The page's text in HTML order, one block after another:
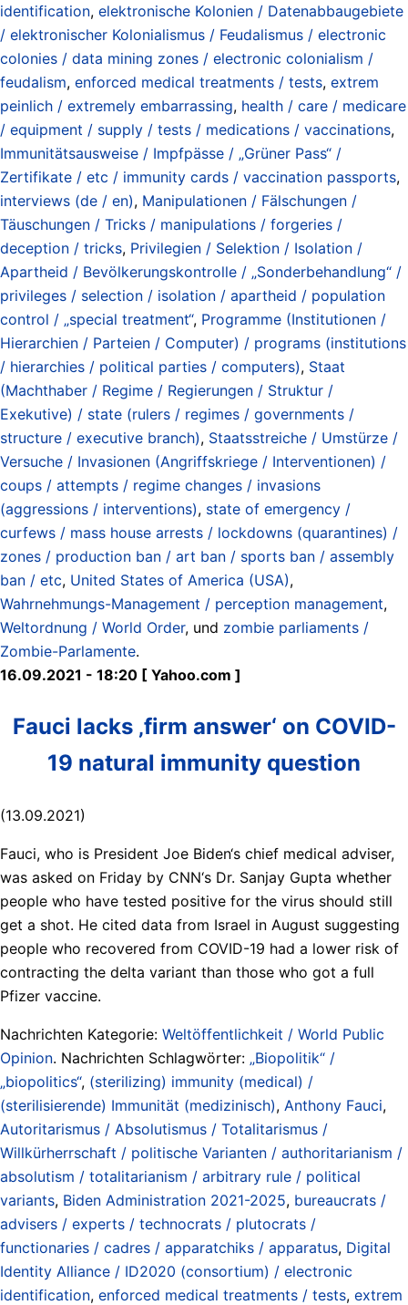
identification, elektronische Kolonien / Datenabbaugebiete
/ elektronischer Kolonialismus / Feudalismus / electronic
colonies / data mining zones / electronic colonialism /
feudalism, enforced medical treatments / tests, extrem
peinlich / extremely embarrassing, health / care / medicare
/ equipment / supply / tests / medications / vaccinations,
Immunitätsausweise / Impfpässe / „Grüner Pass“ /
Zertifikate / etc / immunity cards / vaccination passports,
interviews (de / en), Manipulationen / Fälschungen /
Täuschungen / Tricks / manipulations / forgeries /
deception / tricks, Privilegien / Selektion / Isolation /
Apartheid / Bevölkerungskontrolle / „Sonderbehandlung“ /
privileges / selection / isolation / apartheid / population
control / „special treatment“, Programme (Institutionen /
Hierarchien / Parteien / Computer) / programs (institutions
/ hierarchies / political parties / computers), Staat
(Machthaber / Regime / Regierungen / Struktur /
Exekutive) / state (rulers / regimes / governments /
structure / executive branch), Staatsstreiche / Umstürze /
Versuche / Invasionen (Angriffskriege / Interventionen) /
coups / attempts / regime changes / invasions
(aggressions / interventions), state of emergency /
curfews / mass house arrests / lockdowns (quarantines) /
zones / production ban / art ban / sports ban / assembly
ban / etc, United States of America (USA),
Wahrnehmungs-Management / perception management,
Weltordnung / World Order, und zombie parliaments /
Zombie-Parlamente.
16.09.2021 - 18:20 [ Yahoo.com ]
Fauci lacks ‚firm answer‘ on COVID-
19 natural immunity question
(13.09.2021)
Fauci, who is President Joe Biden‘s chief medical adviser,
was asked on Friday by CNN‘s Dr. Sanjay Gupta whether
people who have tested positive for the virus should still
get a shot. He cited data from Israel in August suggesting
people who recovered from COVID-19 had a lower risk of
contracting the delta variant than those who got a full
Pfizer vaccine.
Nachrichten Kategorie: Weltöffentlichkeit / World Public
Opinion. Nachrichten Schlagwörter: „Biopolitik“ /
„biopolitics“, (sterilizing) immunity (medical) /
(sterilisierende) Immunität (medizinisch), Anthony Fauci,
Autoritarismus / Absolutismus / Totalitarismus /
Willkürherrschaft / politische Varianten / authoritarianism /
absolutism / totalitarianism / arbitrary rule / political
variants, Biden Administration 2021-2025, bureaucrats /
advisers / experts / technocrats / plutocrats /
functionaries / cadres / apparatchiks / apparatus, Digital
Identity Alliance / ID2020 (consortium) / electronic
identification, enforced medical treatments / tests, extrem